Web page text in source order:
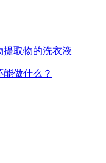
提取物的洗衣液
做什么？